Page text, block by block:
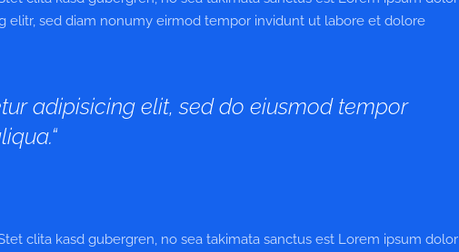
elitr, sed diam nonumy eirmod tempor invidunt ut labore et dolore
adipisicing elit, sed do eiusmod tempor
clita kasd gubergren, no sea takimata sanctus est Lorem ipsum dolor